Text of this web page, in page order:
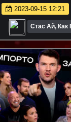
2023-09-15 12:21
Стас Ай, Как